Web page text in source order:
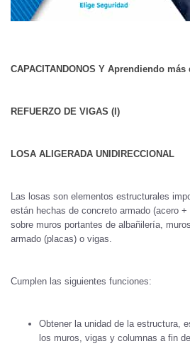
CAPACITANDONOS Y Aprendiendo
REFUERZO DE VIGAS (I)
LOSA ALIGERADA UNIDIRECCIONAL
Las losas son elementos estructurales
están hechas de concreto armado (acero
sobre muros portantes de albañilería,
armado (placas) o vigas.
Cumplen las siguientes funciones:
Obtener la unidad de la estructura,
los muros, vigas y columnas a fin